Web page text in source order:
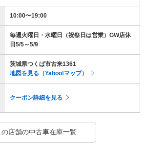
10:00〜19:00
毎週火曜日・水曜日（祝祭日は営業）GW店休
日5/5～5/9
茨城県つくば市古来1361
地図を見る（Yahoo!マップ）
クーポン詳細を見る
の店舗の中古車在庫一覧